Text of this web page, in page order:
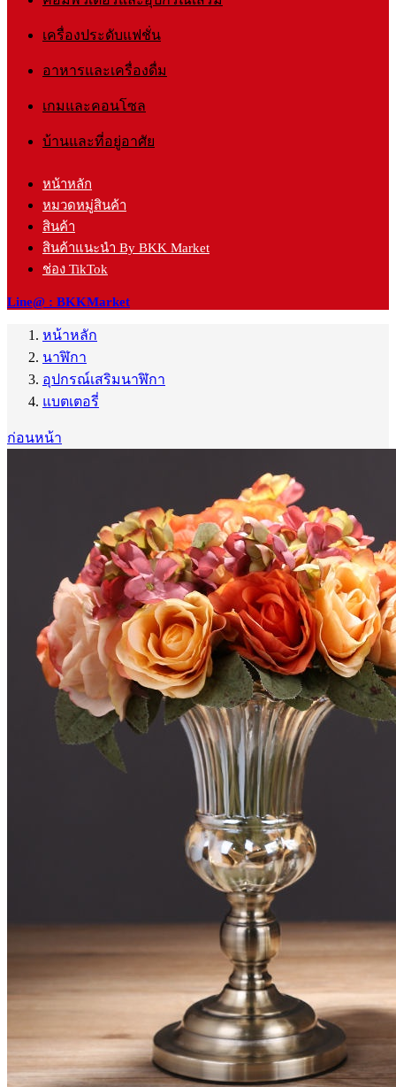
เครื่องประดับแฟชั่น
อาหารและเครื่องดื่ม
เกมและคอนโซล
บ้านและที่อยู่อาศัย
หน้าหลัก
หมวดหมู่สินค้า
สินค้า
สินค้าแนะนำ By BKK Market
ช่อง TikTok
Line@ : BKKMarket
หน้าหลัก
นาฬิกา
อุปกรณ์เสริมนาฬิกา
แบตเตอรี่
ก่อนหน้า